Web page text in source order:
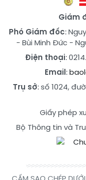
Giám
Phó Giám đốc:
- Bùi Minh Đức-
Điện thoại:
Email:
Trụ sở: số 1024,
Giấy phép
Bộ Thông tin và